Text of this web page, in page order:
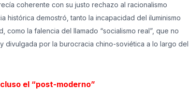
coherente con su justo rechazo al racionalismo
histórica demostró, tanto la incapacidad del iluminismo
la falencia del llamado “socialismo real”, que no
divulgada por la burocracia chino-soviética a lo largo del
el “post-moderno”